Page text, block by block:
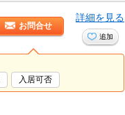
お問合せ
詳細を見る
追加
入居可否